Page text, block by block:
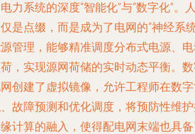
力系统的深度“智能化”与“数字化”。
是点缀，而是成为了电网的“神经系
管理，能够精准调度分布式电源、
，实现源网荷储的实时动态平衡。
创建了虚拟镜像，允许工程师在数
故障预测和优化调度，将预防性维
计算的融入，使得配电网末端也具